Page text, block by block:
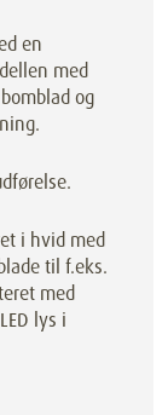
en
med
og
i hvid med
til f.eks.
med
lys i